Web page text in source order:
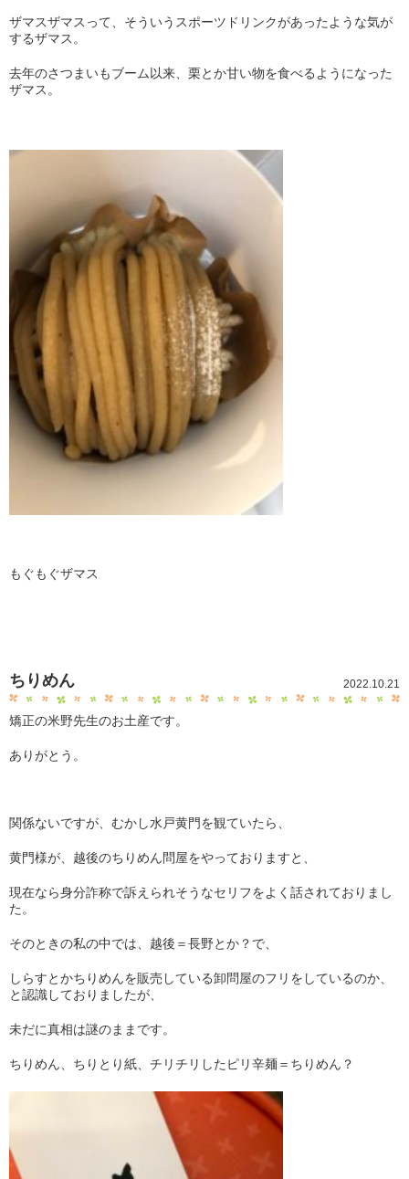
ザマスザマスって、そういうスポーツドリンクがあったような気が
するザマス。
去年のさつまいもブーム以来、栗とか甘い物を食べるようになった
ザマス。
もぐもぐザマス
2022.10.21
ちりめん
矯正の米野先生のお土産です。
ありがとう。
関係ないですが、むかし水戸黄門を観ていたら、
黄門様が、越後のちりめん問屋をやっておりますと、
現在なら身分詐称で訴えられそうなセリフをよく話されておりまし
た。
そのときの私の中では、越後＝長野とか？で、
しらすとかちりめんを販売している卸問屋のフリをしているのか、
と認識しておりましたが、
未だに真相は謎のままです。
ちりめん、ちりとり紙、チリチリしたピリ辛麺＝ちりめん？